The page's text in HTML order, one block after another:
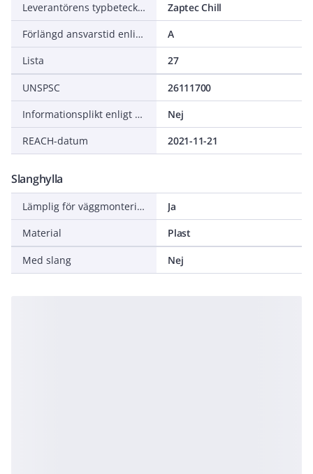
Leverantörens typbeteckning
Zaptec Chill
Förlängd ansvarstid enligt ALEM-09
A
Lista
27
UNSPSC
26111700
Informationsplikt enligt REACH
Nej
REACH-datum
2021-11-21
Slanghylla
Lämplig för väggmontering
Ja
Material
Plast
Med slang Nej